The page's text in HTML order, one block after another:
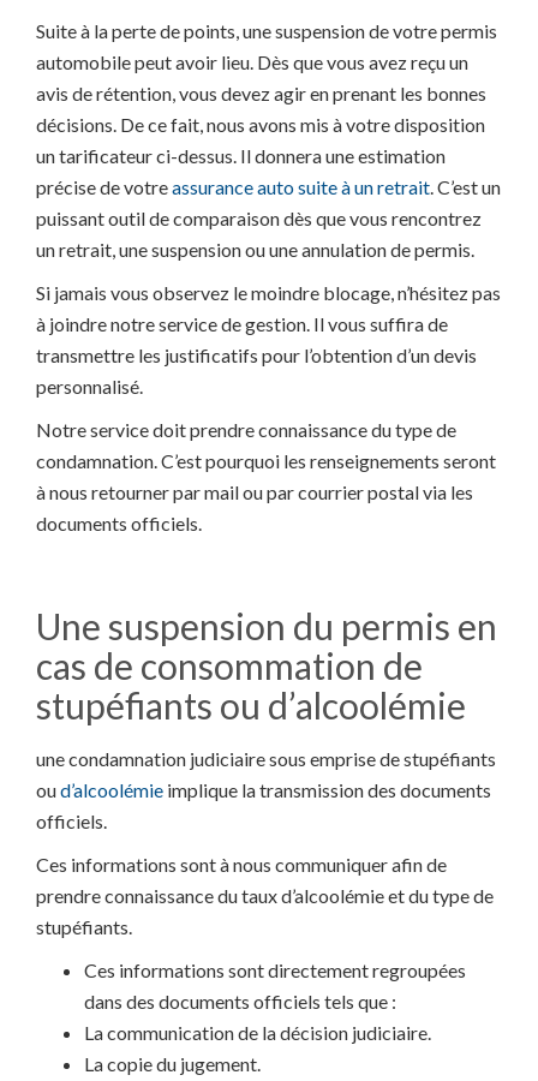
Suite à la perte de points, une suspension de votre permis
automobile peut avoir lieu. Dès que vous avez reçu un
avis de rétention, vous devez agir en prenant les bonnes
décisions. De ce fait, nous avons mis à votre disposition
un tarificateur ci-dessus. Il donnera une estimation
précise de votreassurance auto suite à un retrait. C’est un
puissant outil de comparaison dès que vous rencontrez
un retrait, une suspension ou une annulation de permis.
Si jamais vous observez le moindre blocage, n’hésitez pas
à joindre notre service de gestion. Il vous suffira de
transmettre les justificatifs pour l’obtention d’un devis
personnalisé.
Notre service doit prendre connaissance du type de
condamnation. C’est pourquoi les renseignements seront
à nous retourner par mail ou par courrier postal via les
documents officiels.
Une suspension du permis en
cas de consommation de
stupéfiants ou d’alcoolémie
une condamnation judiciaire sous emprise de stupéfiants
oud’alcoolémie implique la transmission des documents
officiels.
Ces informations sont à nous communiquer afin de
prendre connaissance du taux d’alcoolémie et du type de
stupéfiants.
Ces informations sont directement regroupées
dans des documents officiels tels que :
La communication de la décision judiciaire.
La copie du jugement.